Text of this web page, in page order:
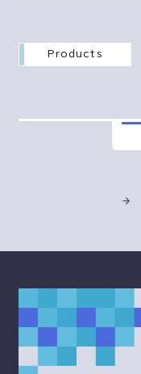
Products